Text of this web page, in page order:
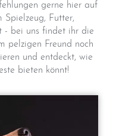
gerne hier auf
Spielzeug, Futter,
- bei uns findet ihr die
pelzigen Freund noch
und entdeckt, wie
bieten könnt!